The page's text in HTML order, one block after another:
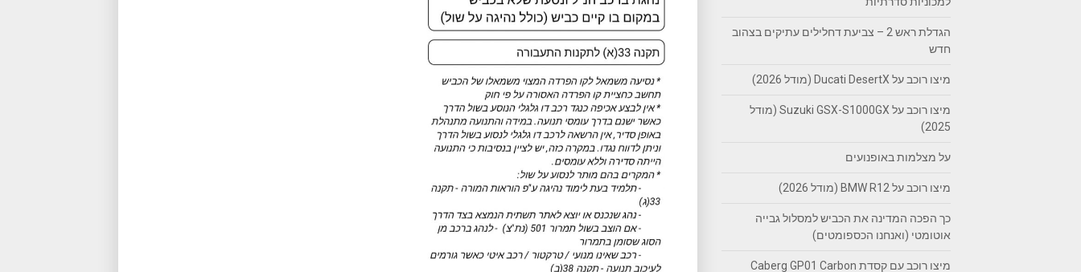
הגדלת ראש 2 – צביעת דחלילים עתיקים בצהוב
חדש
מיצו רוכב על Ducati DesertX (מודל 2026)
מיצו רוכב על Suzuki GSX-S1000GX (מודל
2025)
על מצלמות באופנועים
מיצו רוכב על BMW R12 (מודל 2026)
כך הפכה המדינה את הכביש למסלול גבייה
אוטומטי (ואנחנו הכספומטים)
מיצו רוכב עם קסדת Caberg GP01 Carbon